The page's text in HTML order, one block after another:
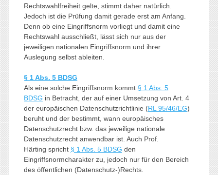
Rechtswahlfreiheit gelte, stimmt daher natürlich.
Jedoch ist die Prüfung damit gerade erst am Anfang.
Denn ob eine Eingriffsnorm vorliegt und damit eine
Rechtswahl ausschließt, lässt sich nur aus der
jeweiligen nationalen Eingriffsnorm und ihrer
Auslegung selbst ableiten.
§ 1 Abs. 5 BDSG
Als eine solche Eingriffsnorm kommt § 1 Abs. 5
BDSG in Betracht, der auf einer Umsetzung von Art. 4
der europäischen Datenschutzrichtlinie (RL 95/46/EG)
beruht und der bestimmt, wann europäisches
Datenschutzrecht bzw. das jeweilige nationale
Datenschutzrecht anwendbar ist. Auch Prof.
Härting spricht § 1 Abs. 5 BDSG den
Eingriffsnormcharakter zu, jedoch nur für den Bereich
des öffentlichen (Datenschutz-)Rechts.